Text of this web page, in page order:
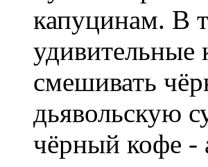
капуцинам. В
удивительные
смешивать
дьявольскую
чёрный кофе -